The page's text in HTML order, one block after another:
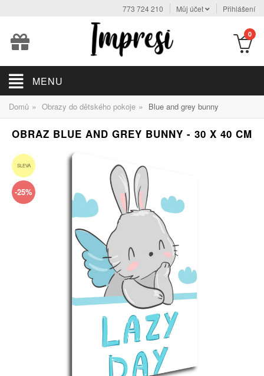
773 724 210 Můj účet Přihlášení
0
MENU
Domů » Obrazy do dětského pokoje » Blue and grey bunny
OBRAZ BLUE AND GREY BUNNY - 30 X 40 CM
SLEVA
-25%